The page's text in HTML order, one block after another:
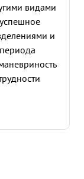
видами
и
личному